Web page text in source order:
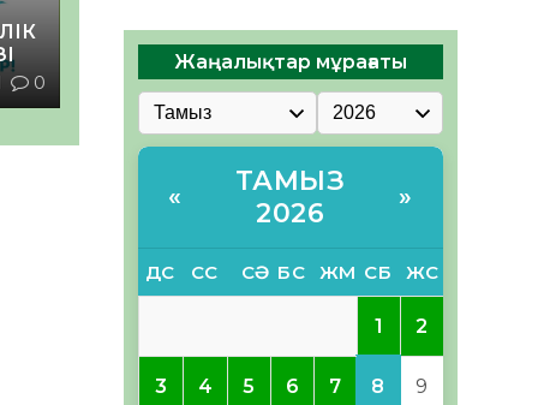
0
Жаңалықтар мұрағаты
«
ТАМЫЗ
2026
»
ДС СС СӘ БС ЖМ СБ ЖС
1 2
3 4 5 6 7 8 9